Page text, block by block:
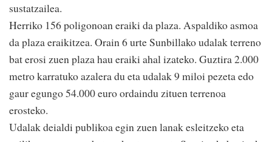
sustatzailea.
Herriko 156 poligonoan eraiki da plaza. Aspaldiko asmoa
da plaza eraikitzea. Orain 6 urte Sunbillako udalak terreno
bat erosi zuen plaza hau eraiki ahal izateko. Guztira 2.000
metro karratuko azalera du eta udalak 9 miloi pezeta edo
gaur egungo 54.000 euro ordaindu zituen terrenoa
erosteko.
Udalak deialdi publikoa egin zuen lanak esleitzeko eta